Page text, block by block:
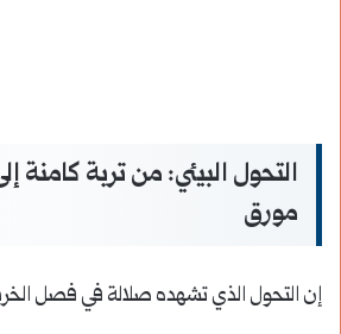
التحول البيئي: من تربة كامنة
مورق
إن التحول الذي تشهده صلالة في فصل